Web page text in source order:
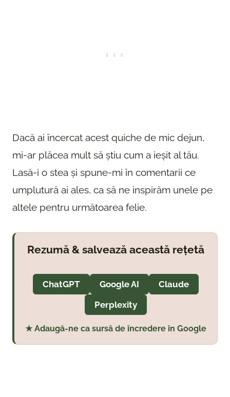
Dacă ai încercat acest quiche de mic dejun,
mi-ar plăcea mult să știu cum a ieșit al tău.
Lasă-i o stea și spune-mi în comentarii ce
umplutură ai ales, ca să ne inspirăm unele pe
altele pentru următoarea felie.
Rezumă & salvează această rețetă
ChatGPT Google AI
Claude
Perplexity
★ Adaugă-ne ca sursă de încredere în Google